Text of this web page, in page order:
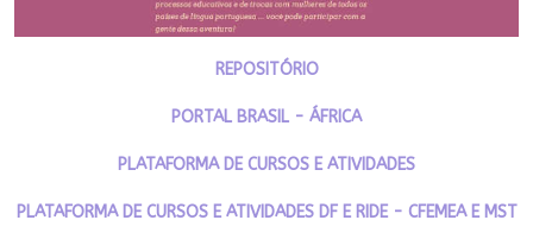
REPOSITÓRIO
PORTAL BRASIL - ÁFRICA
PLATAFORMA DE CURSOS E ATIVIDADES
PLATAFORMA DE CURSOS E ATIVIDADES DF E RIDE - CFEMEA E MST